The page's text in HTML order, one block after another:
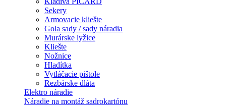
Sekery
Armovacie kliešte
Gola sady / sady náradia
Murárske lyžice
Kliešte
Nožnice
Hladítka
Vytláčacie pištole
Rezbárske dláta
Elektro náradie
Náradie na montáž sadrokartónu